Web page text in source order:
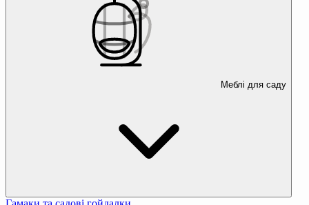
Меблі для саду